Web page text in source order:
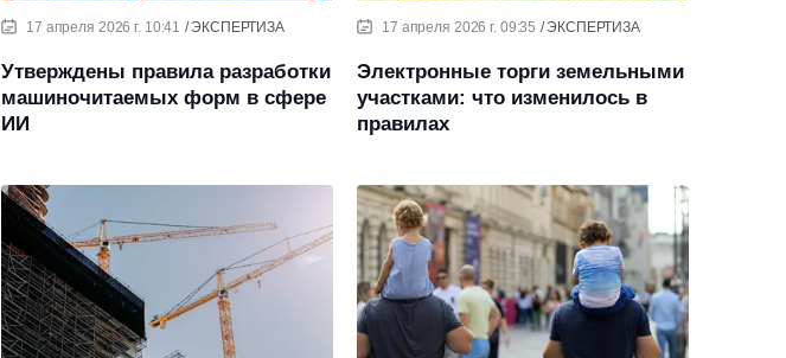
17 апреля 2026 г. 10:41 ЭКСПЕРТИЗА
Утверждены правила разработки
машиночитаемых форм в сфере
ИИ
17 апреля 2026 г. 09:35 ЭКСПЕРТИЗА
Электронные торги земельными
участками: что изменилось в
правилах